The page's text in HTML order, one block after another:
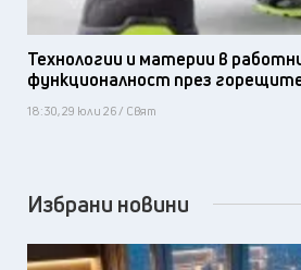
Технологии и материи в
функционалност през
18:30, 29 юли 26 / Свят
Избрани новини